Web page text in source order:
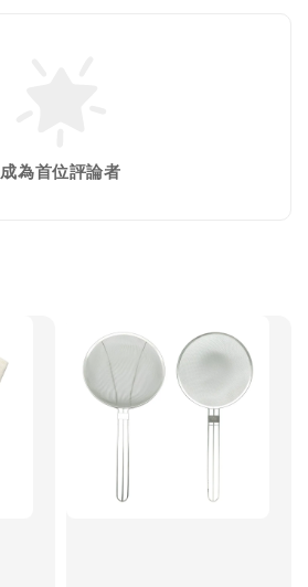
成為首位評論者